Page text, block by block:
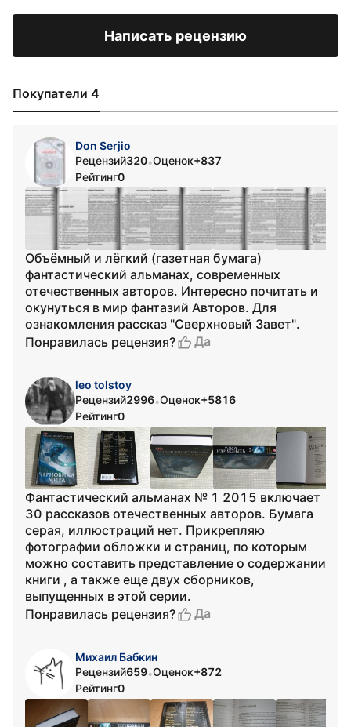
Написать рецензию
Покупатели 4
Don Serjio
Рецензий320•Оценок+837
Рейтинг0
Объёмный и лёгкий (газетная бумага)
фантастический альманах, современных
отечественных авторов. Интересно почитать и
окунуться в мир фантазий Авторов. Для
ознакомления рассказ "Сверхновый Завет".
Понравилась рецензия?
Да
leo tolstoy
Рецензий2996•Оценок+5816
Рейтинг0
Фантастический альманах № 1 2015 включает
30 рассказов отечественных авторов. Бумага
серая, иллюстраций нет. Прикрепляю
фотографии обложки и страниц, по которым
можно составить представление о содержании
книги , а также еще двух сборников,
выпущенных в этой серии.
Понравилась рецензия?
Да
Михаил Бабкин
Рецензий659•Оценок+872
Рейтинг0